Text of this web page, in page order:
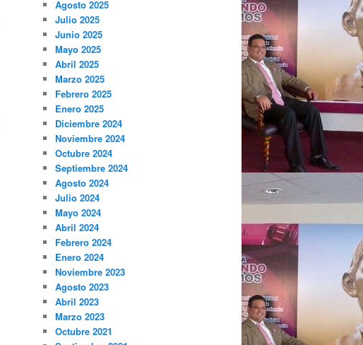
Agosto 2025
Julio 2025
Junio 2025
Mayo 2025
Abril 2025
Marzo 2025
Febrero 2025
Enero 2025
Diciembre 2024
Noviembre 2024
Octubre 2024
Septiembre 2024
Agosto 2024
Julio 2024
Mayo 2024
Abril 2024
Febrero 2024
Enero 2024
Noviembre 2023
Agosto 2023
Abril 2023
Marzo 2023
Octubre 2021